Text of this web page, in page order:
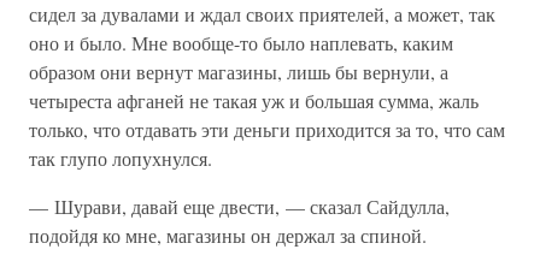
сидел за дувалами и ждал своих приятелей, а может, так
оно и было. Мне вообще-то было наплевать, каким
образом они вернут магазины, лишь бы вернули, а
четыреста афганей не такая уж и большая сумма, жаль
только, что отдавать эти деньги приходится за то, что сам
так глупо лопухнулся.
— Шурави, давай еще двести, — сказал Сайдулла,
подойдя ко мне, магазины он держал за спиной.